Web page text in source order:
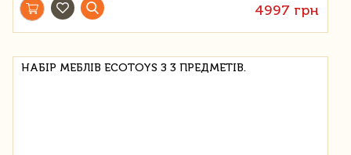
4997 грн
НАБІР МЕБЛІВ ECOTOYS З 3 ПРЕДМЕТІВ.